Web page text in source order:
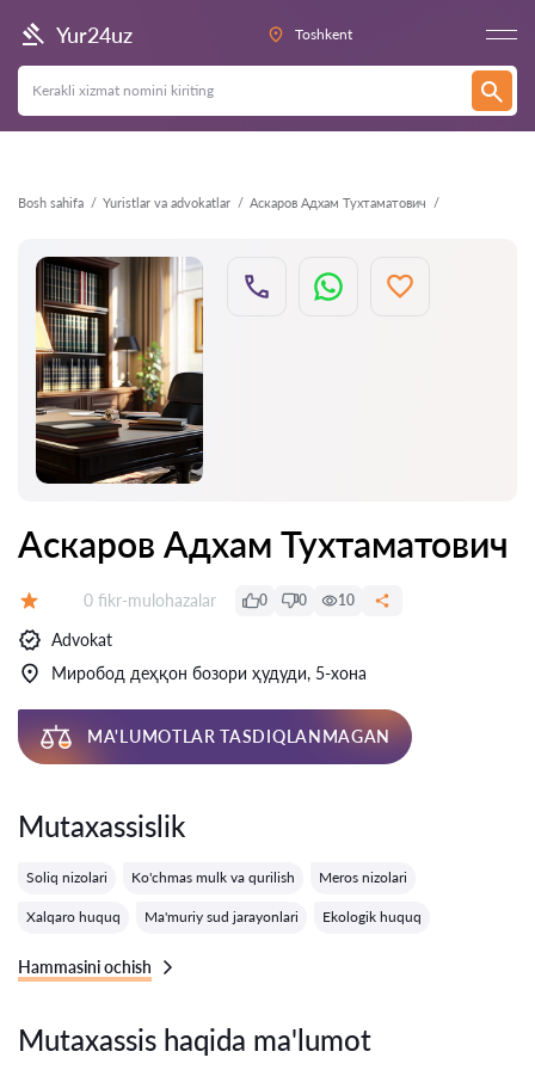
Yur24uz Toshkent
Bosh sahifa Yuristlar va advokatlar Аскаров Адхам Тухтаматович
Orqaga
Аскаров Адхам Тухтаматович
Fikrlar:
0 fikr-mulohazalar 0 0 10
Advokat
Миробод деҳқон бозори ҳудуди, 5-хона
MA'LUMOTLAR TASDIQLANMAGAN
Mutaxassislik
Soliq nizolari Ko'chmas mulk va qurilish Meros nizolari
Xalqaro huquq Ma'muriy sud jarayonlari Ekologik huquq
Hammasini ochish
Mutaxassis haqida ma'lumot